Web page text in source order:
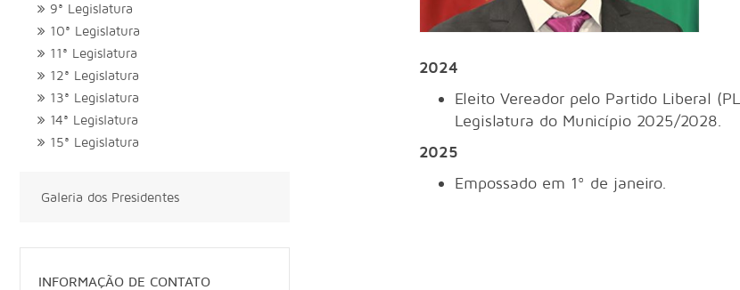
9ª Legislatura
10ª Legislatura
11ª Legislatura
12ª Legislatura
13ª Legislatura
14ª Legislatura
15ª Legislatura
Galeria dos Presidentes
INFORMAÇÃO DE CONTATO
2024
Eleito Vereador pelo Partido Liberal
Legislatura do Município 2025/2028.
2025
Empossado em 1º de janeiro.